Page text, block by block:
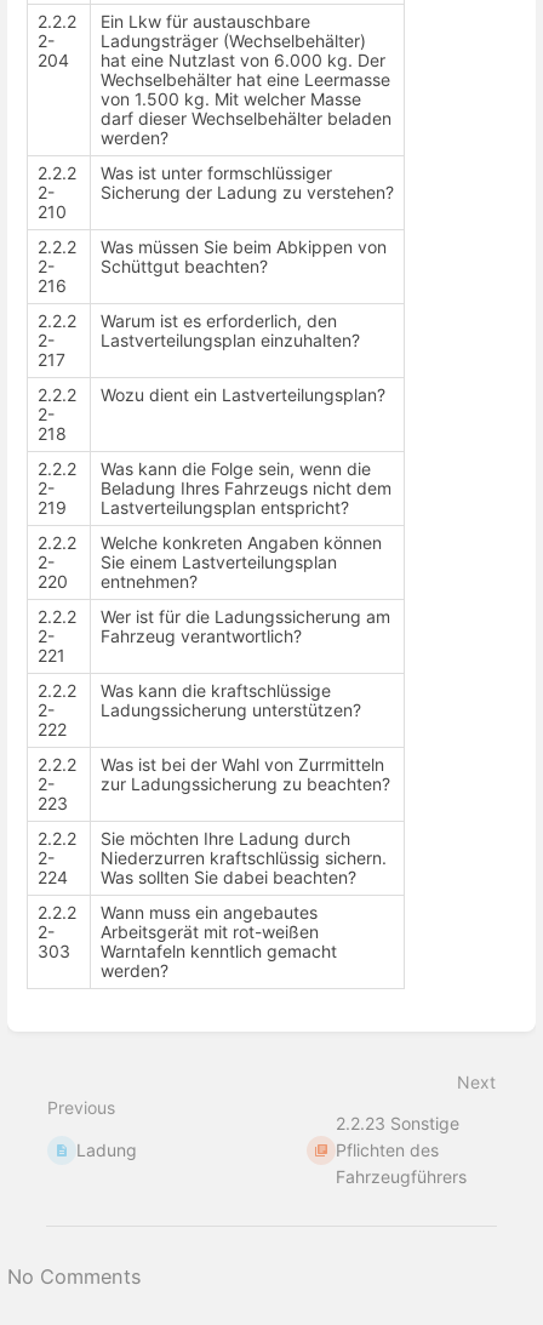
2.2.2
2-
204
Ein Lkw für austauschbare
Ladungsträger (Wechselbehälter)
hat eine Nutzlast von 6.000 kg. Der
Wechselbehälter hat eine Leermasse
von 1.500 kg. Mit welcher Masse
darf dieser Wechselbehälter beladen
werden?
2.2.2
2-
210
Was ist unter formschlüssiger
Sicherung der Ladung zu verstehen?
2.2.2
2-
216
Was müssen Sie beim Abkippen von
Schüttgut beachten?
2.2.2
2-
217
Warum ist es erforderlich, den
Lastverteilungsplan einzuhalten?
2.2.2
2-
218
Wozu dient ein Lastverteilungsplan?
2.2.2
2-
219
Was kann die Folge sein, wenn die
Beladung Ihres Fahrzeugs nicht dem
Lastverteilungsplan entspricht?
2.2.2
2-
220
Welche konkreten Angaben können
Sie einem Lastverteilungsplan
entnehmen?
2.2.2
2-
221
Wer ist für die Ladungssicherung am
Fahrzeug verantwortlich?
2.2.2
2-
222
Was kann die kraftschlüssige
Ladungssicherung unterstützen?
2.2.2
2-
223
Was ist bei der Wahl von Zurrmitteln
zur Ladungssicherung zu beachten?
2.2.2
2-
224
Sie möchten Ihre Ladung durch
Niederzurren kraftschlüssig sichern.
Was sollten Sie dabei beachten?
2.2.2
2-
303
Wann muss ein angebautes
Arbeitsgerät mit rot-weißen
Warntafeln kenntlich gemacht
werden?
Previous
Ladung
Next
2.2.23 Sonstige
Pflichten des
Fahrzeugführers
No Comments